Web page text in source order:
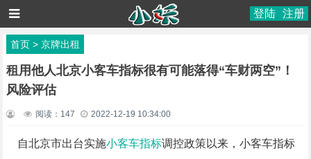
登陆 注册
首页> 京牌出租
租用他人北京小客车指标很有可能落得“车财两空”！
风险评估
阅读： 147 2022-12-19 10:34:00
自北京市出台实施小客车指标调控政策以来，小客车指标